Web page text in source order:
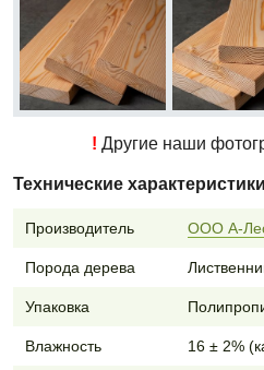
! Другие наши
Технические характеристики
Производитель ООО А-
Порода дерева
Упаковка
Влажность 16 ± 2%